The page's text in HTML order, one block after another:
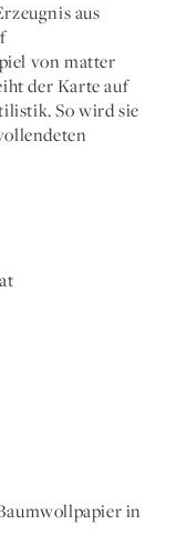
aus
von matter
der Karte auf
So wird sie
in